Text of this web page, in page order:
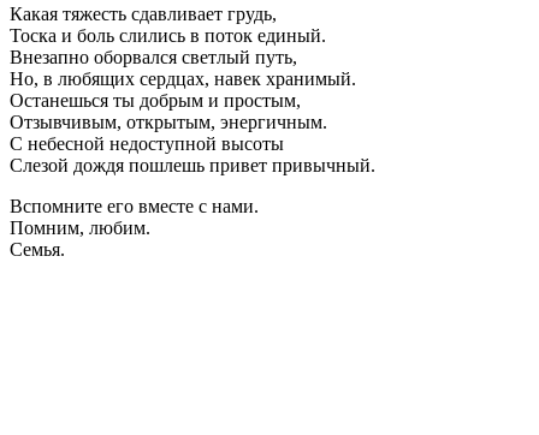
Какая тяжесть сдавливает грудь,
Тоска и боль слились в поток единый.
Внезапно оборвался светлый путь,
Но, в любящих сердцах, навек хранимый.
Останешься ты добрым и простым,
Отзывчивым, открытым, энергичным.
С небесной недоступной высоты
Слезой дождя пошлешь привет привычный.
Вспомните его вместе с нами.
Помним, любим.
Семья.